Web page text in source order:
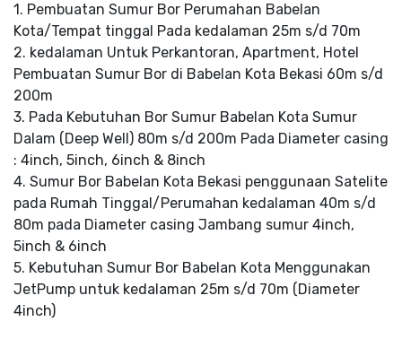
1. Pembuatan Sumur Bor Perumahan Babelan
Kota/Tempat tinggal Pada kedalaman 25m s/d 70m
2. kedalaman Untuk Perkantoran, Apartment, Hotel
Pembuatan Sumur Bor di Babelan Kota Bekasi 60m s/d
200m
3. Pada Kebutuhan Bor Sumur Babelan Kota Sumur
Dalam (Deep Well) 80m s/d 200m Pada Diameter casing
: 4inch, 5inch, 6inch & 8inch
4. Sumur Bor Babelan Kota Bekasi penggunaan Satelite
pada Rumah Tinggal/Perumahan kedalaman 40m s/d
80m pada Diameter casing Jambang sumur 4inch,
5inch & 6inch
5. Kebutuhan Sumur Bor Babelan Kota Menggunakan
JetPump untuk kedalaman 25m s/d 70m (Diameter
4inch)